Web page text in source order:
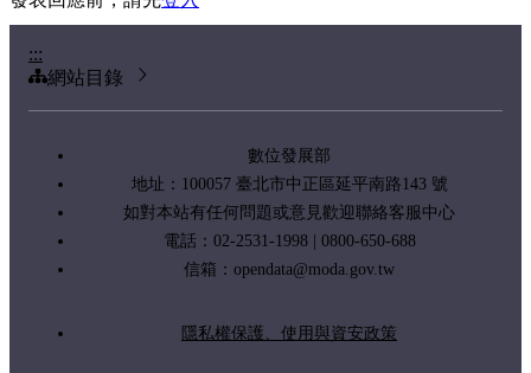
:::
網站目錄
數位發展部
地址：100057 臺北市中正區延平南路143 號
如對本站有任何問題或意見歡迎聯絡客服中心
電話：02-2531-1998 | 0800-650-688
信箱： opendata@moda.gov.tw
隱私權保護、使用與資安政策